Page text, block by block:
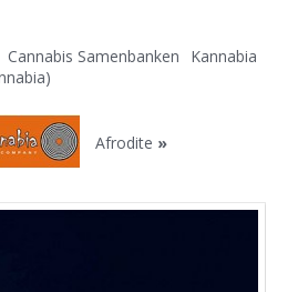
Cannabis Samenbanken
Kannabia
Afrodite »